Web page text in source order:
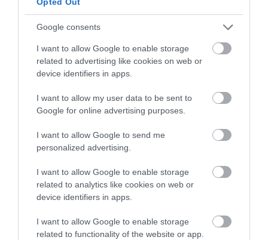
Google consents
I want to allow Google to enable storage
related to advertising like cookies on web or
device identifiers in apps.
I want to allow my user data to be sent to
Google for online advertising purposes.
I want to allow Google to send me
personalized advertising.
I want to allow Google to enable storage
related to analytics like cookies on web or
device identifiers in apps.
I want to allow Google to enable storage
related to functionality of the website or app.
Colocamos las últimas frambuesas y cubrimos con el resto de
masa, aplanaremos la superficie con la base de una cuchara.
Introducimos en el horno durante80-90 minutos
. Antes de
sacarlo comprobaremos pinchando con un palillo que este sale
limpio.
Sacamos y dejamos reposar en el molde durante 10 minutos,
pasado este tiempo desmoldamos, volteamos (retirando el
papel de la base que ahora será la superficie) y dejamos
perforada. Es una masa muy tierna cuando está caliente y